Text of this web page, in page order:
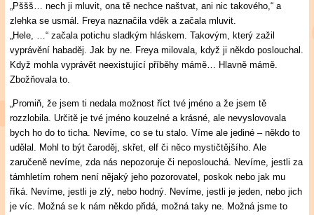
„Pššš… nech ji mluvit, ona tě nechce naštvat, ani nic takového,“ a
zlehka se usmál. Freya naznačila vděk a začala mluvit.
„Hele, …“ začala potichu sladkým hláskem. Takovým, který zažil
vyprávění habaděj. Jak by ne. Freya milovala, když ji někdo poslouchal.
Když mohla vyprávět neexistující příběhy mámě… Hlavně mámě.
Zbožňovala to.
„Promiň, že jsem ti nedala možnost říct tvé jméno a že jsem tě
rozzlobila. Určitě je tvé jméno kouzelné a krásné, ale nevyslovovala
bych ho do to ticha. Nevíme, co se tu stalo. Víme ale jediné – někdo to
udělal. Mohl to být čaroděj, skřet, elf či něco mystičtějšího. Ale
zaručeně nevíme, zda nás nepozoruje či neposlouchá. Nevíme, jestli za
támhletím rohem není nějaký jeho pozorovatel, poskok nebo jak mu
říká. Nevíme, jestli je zlý, nebo hodný. Nevíme, jestli je jeden, nebo jich
je víc. Možná se k nám někdo přidá, možná taky ne. Možná jsme to